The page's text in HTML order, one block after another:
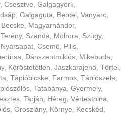
Csesztve, Galgagyörk,
Galgaguta, Bercel, Vanyarc,
Magyarnándor,
Szanda, Mohora, Szügy,
Csemő, Pilis,
Dánszentmiklós, Mikebuda,
Kőröstetétlen, Jászkarajenő, Törtel,
Tápióbicske, Farmos, Tápiószele,
Tatabánya, Gyermely,
Tarján, Héreg, Vértestolna,
Oroszlány, Környe, Kecskéd,